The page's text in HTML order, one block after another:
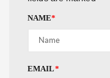
NAME*
EMAIL*